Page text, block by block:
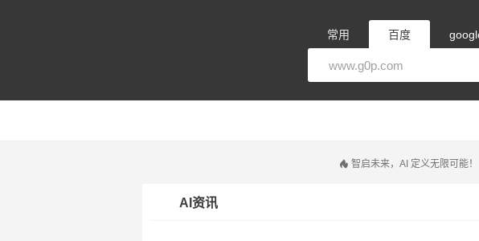
常用 百度
智启未来，AI 定义无限可能！
AI资讯